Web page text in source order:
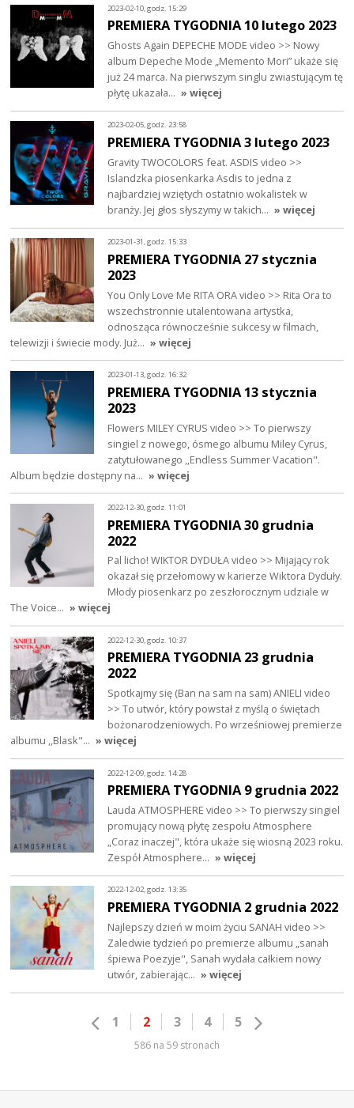
2023-02-10, godz. 15:29
PREMIERA TYGODNIA 10 lutego 2023
Ghosts Again DEPECHE MODE video >> Nowy
album Depeche Mode „Memento Mori” ukaże się
już 24 marca. Na pierwszym singlu zwiastującym tę
płytę ukazała… » więcej
2023-02-05, godz. 23:58
PREMIERA TYGODNIA 3 lutego 2023
Gravity TWOCOLORS feat. ASDIS video >>
Islandzka piosenkarka Asdis to jedna z
najbardziej wziętych ostatnio wokalistek w
branży. Jej głos słyszymy w takich… » więcej
2023-01-31, godz. 15:33
PREMIERA TYGODNIA 27 stycznia
2023
You Only Love Me RITA ORA video >> Rita Ora to
wszechstronnie utalentowana artystka,
odnosząca równocześnie sukcesy w filmach,
telewizji i świecie mody. Już… » więcej
2023-01-13, godz. 16:32
PREMIERA TYGODNIA 13 stycznia
2023
Flowers MILEY CYRUS video >> To pierwszy
singiel z nowego, ósmego albumu Miley Cyrus,
zatytułowanego ,,Endless Summer Vacation".
Album będzie dostępny na… » więcej
2022-12-30, godz. 11:01
PREMIERA TYGODNIA 30 grudnia
2022
Pal licho! WIKTOR DYDUŁA video >> Mijający rok
okazał się przełomowy w karierze Wiktora Dyduły.
Młody piosenkarz po zeszłorocznym udziale w
The Voice… » więcej
2022-12-30, godz. 10:37
PREMIERA TYGODNIA 23 grudnia
2022
Spotkajmy się (Ban na sam na sam) ANIELI video
>> To utwór, który powstał z myślą o świętach
bożonarodzeniowych. Po wrześniowej premierze
albumu ,,Blask"… » więcej
2022-12-09, godz. 14:28
PREMIERA TYGODNIA 9 grudnia 2022
Lauda ATMOSPHERE video >> To pierwszy singiel
promujący nową płytę zespołu Atmosphere
„Coraz inaczej", która ukaże się wiosną 2023 roku.
Zespół Atmosphere… » więcej
2022-12-02, godz. 13:35
PREMIERA TYGODNIA 2 grudnia 2022
Najlepszy dzień w moim życiu SANAH video >>
Zaledwie tydzień po premierze albumu „sanah
śpiewa Poezyje", Sanah wydała całkiem nowy
utwór, zabierając… » więcej
1 2 3 4 5
586 na 59 stronach